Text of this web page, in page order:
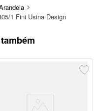
1 Fini Usina Design